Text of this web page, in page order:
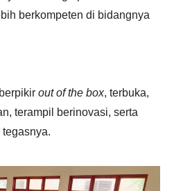
berkompeten di bidangnya
out of the box, terbuka,
terampil berinovasi, serta
tegasnya.